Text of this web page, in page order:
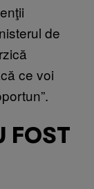
de
ce voi
FOST